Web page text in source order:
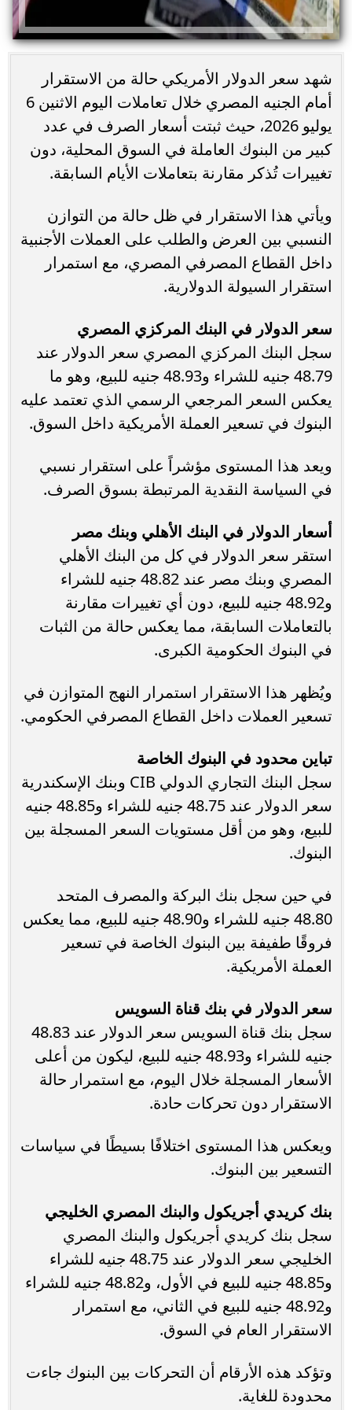
شهد سعر الدولار الأمريكي حالة من الاستقرار
أمام الجنيه المصري خلال تعاملات اليوم الاثنين 6
يوليو 2026، حيث ثبتت أسعار الصرف في عدد
كبير من البنوك العاملة في السوق المحلية، دون
تغييرات تُذكر مقارنة بتعاملات الأيام السابقة.
ويأتي هذا الاستقرار في ظل حالة من التوازن
النسبي بين العرض والطلب على العملات الأجنبية
داخل القطاع المصرفي المصري، مع استمرار
استقرار السيولة الدولارية.
سعر الدولار في البنك المركزي المصري
سجل البنك المركزي المصري سعر الدولار عند
48.79 جنيه للشراء و48.93 جنيه للبيع، وهو ما
يعكس السعر المرجعي الرسمي الذي تعتمد عليه
البنوك في تسعير العملة الأمريكية داخل السوق.
ويعد هذا المستوى مؤشراً على استقرار نسبي
في السياسة النقدية المرتبطة بسوق الصرف.
أسعار الدولار في البنك الأهلي وبنك مصر
استقر سعر الدولار في كل من البنك الأهلي
المصري وبنك مصر عند 48.82 جنيه للشراء
و48.92 جنيه للبيع، دون أي تغييرات مقارنة
بالتعاملات السابقة، مما يعكس حالة من الثبات
في البنوك الحكومية الكبرى.
ويُظهر هذا الاستقرار استمرار النهج المتوازن في
تسعير العملات داخل القطاع المصرفي الحكومي.
تباين محدود في البنوك الخاصة
سجل البنك التجاري الدولي CIB وبنك الإسكندرية
سعر الدولار عند 48.75 جنيه للشراء و48.85 جنيه
للبيع، وهو من أقل مستويات السعر المسجلة بين
البنوك.
في حين سجل بنك البركة والمصرف المتحد
48.80 جنيه للشراء و48.90 جنيه للبيع، مما يعكس
فروقًا طفيفة بين البنوك الخاصة في تسعير
العملة الأمريكية.
سعر الدولار في بنك قناة السويس
سجل بنك قناة السويس سعر الدولار عند 48.83
جنيه للشراء و48.93 جنيه للبيع، ليكون من أعلى
الأسعار المسجلة خلال اليوم، مع استمرار حالة
الاستقرار دون تحركات حادة.
ويعكس هذا المستوى اختلافًا بسيطًا في سياسات
التسعير بين البنوك.
بنك كريدي أجريكول والبنك المصري الخليجي
سجل بنك كريدي أجريكول والبنك المصري
الخليجي سعر الدولار عند 48.75 جنيه للشراء
و48.85 جنيه للبيع في الأول، و48.82 جنيه للشراء
و48.92 جنيه للبيع في الثاني، مع استمرار
الاستقرار العام في السوق.
وتؤكد هذه الأرقام أن التحركات بين البنوك جاءت
محدودة للغاية.